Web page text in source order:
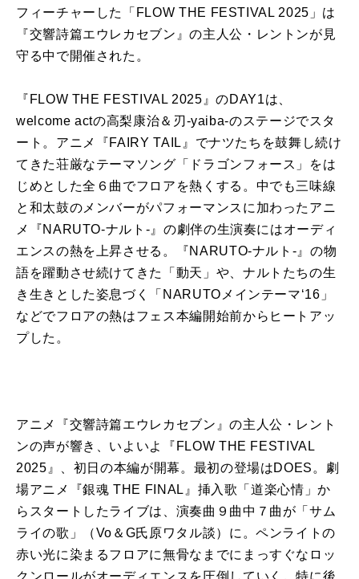
フィーチャーした「FLOW THE FESTIVAL 2025」は
『交響詩篇エウレカセブン』の主人公・レントンが見
守る中で開催された。
『FLOW THE FESTIVAL 2025』のDAY1は、
welcome actの高梨康治＆刃-yaiba-のステージでスタ
ート。アニメ『FAIRY TAIL』でナツたちを鼓舞し続け
てきた荘厳なテーマソング「ドラゴンフォース」をは
じめとした全６曲でフロアを熱くする。中でも三味線
と和太鼓のメンバーがパフォーマンスに加わったアニ
メ『NARUTO-ナルト-』の劇伴の生演奏にはオーディ
エンスの熱を上昇させる。『NARUTO-ナルト-』の物
語を躍動させ続けてきた「動天」や、ナルトたちの生
き生きとした姿息づく「NARUTOメインテーマ‘16」
などでフロアの熱はフェス本編開始前からヒートアッ
プした。
アニメ『交響詩篇エウレカセブン』の主人公・レント
ンの声が響き、いよいよ『FLOW THE FESTIVAL
2025』、初日の本編が開幕。最初の登場はDOES。劇
場アニメ『銀魂 THE FINAL』挿入歌「道楽心情」か
らスタートしたライブは、演奏曲９曲中７曲が「サム
ライの歌」（Vo＆G氏原ワタル談）に。ペンライトの
赤い光に染まるフロアに無骨なまでにまっすぐなロッ
クンロールがオーディエンスを圧倒していく。特に後